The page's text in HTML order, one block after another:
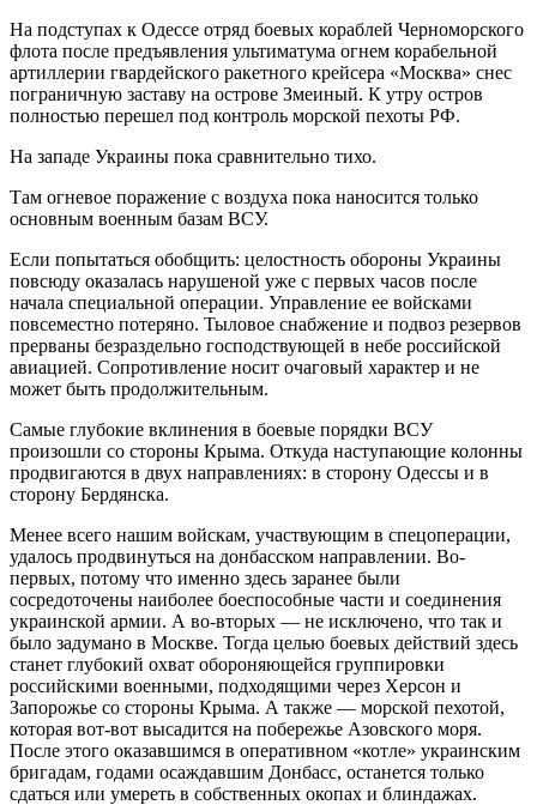
На подступах к Одессе отряд боевых кораблей Черноморского
флота после предъявления ультиматума огнем корабельной
артиллерии гвардейского ракетного крейсера «Москва» снес
пограничную заставу на острове Змеиный. К утру остров
полностью перешел под контроль морской пехоты РФ.
На западе Украины пока сравнительно тихо.
Там огневое поражение с воздуха пока наносится только
основным военным базам ВСУ.
Если попытаться обобщить: целостность обороны Украины
повсюду оказалась нарушеной уже с первых часов после
начала специальной операции. Управление ее войсками
повсеместно потеряно. Тыловое снабжение и подвоз резервов
прерваны безраздельно господствующей в небе российской
авиацией. Сопротивление носит очаговый характер и не
может быть продолжительным.
Самые глубокие вклинения в боевые порядки ВСУ
произошли со стороны Крыма. Откуда наступающие колонны
продвигаются в двух направлениях: в сторону Одессы и в
сторону Бердянска.
Менее всего нашим войскам, участвующим в спецоперации,
удалось продвинуться на донбасском направлении. Во-
первых, потому что именно здесь заранее были
сосредоточены наиболее боеспособные части и соединения
украинской армии. А во-вторых — не исключено, что так и
было задумано в Москве. Тогда целью боевых действий здесь
станет глубокий охват обороняющейся группировки
российскими военными, подходящими через Херсон и
Запорожье со стороны Крыма. А также — морской пехотой,
которая вот-вот высадится на побережье Азовского моря.
После этого оказавшимся в оперативном «котле» украинским
бригадам, годами осаждавшим Донбасс, останется только
сдаться или умереть в собственных окопах и блиндажах.